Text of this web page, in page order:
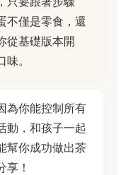
不僅是零食，還
從基礎版本開
。
為你能控制所有
動，和孩子一起
幫你成功做出茶
享！